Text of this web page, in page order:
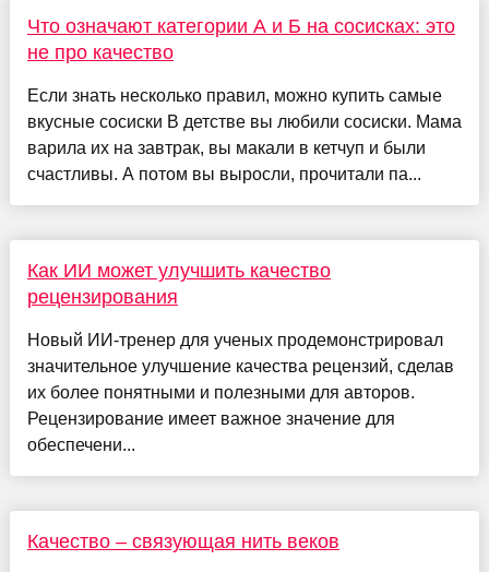
Что означают категории А и Б на сосисках: это
не про качество
Если знать несколько правил, можно купить самые
вкусные сосиски В детстве вы любили сосиски. Мама
варила их на завтрак, вы макали в кетчуп и были
счастливы. А потом вы выросли, прочитали па...
Как ИИ может улучшить качество
рецензирования
Новый ИИ-тренер для ученых продемонстрировал
значительное улучшение качества рецензий, сделав
их более понятными и полезными для авторов.
Рецензирование имеет важное значение для
обеспечени...
Качество – связующая нить веков